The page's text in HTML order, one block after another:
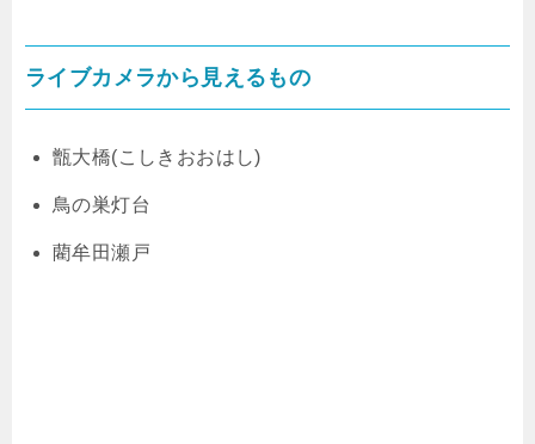
ライブカメラから見えるもの
甑大橋(こしきおおはし)
鳥の巣灯台
藺牟田瀬戸